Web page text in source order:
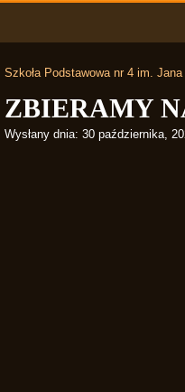
Szkoła Podstawowa nr 4 im.
ZBIERAMY
Wysłany dnia: 30 października,